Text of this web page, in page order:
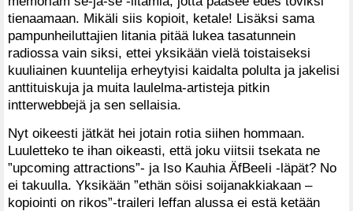
tienaamaan. Mikäli siis kopioit, ketale! Lisäksi sama
pampunheiluttajien litania pitää lukea tasatunnein
radiossa vain siksi, ettei yksikään vielä toistaiseksi
kuuliainen kuuntelija erheytyisi kaidalta polulta ja jakelisi
anttituiskuja ja muita laulelma-artisteja pitkin
intterwebbejä ja sen sellaisia.
Nyt oikeesti jätkät hei jotain rotia siihen hommaan.
Luuletteko te ihan oikeasti, että joku viitsii tsekata ne
”upcoming attractions”- ja Iso Kauhia ÄfBeeIi -läpät? No
ei takuulla. Yksikään ”ethän söisi soijanakkiakaan –
kopiointi on rikos”-traileri leffan alussa ei estä ketään